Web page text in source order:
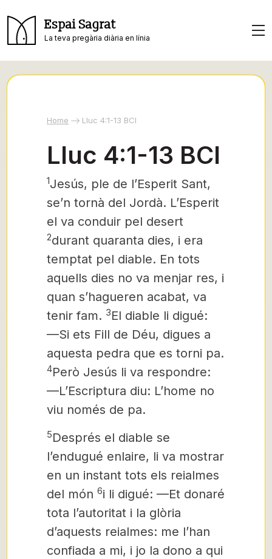
Espai Sagrat
La teva pregària diària en línia
Home Lluc 4:1-13 BCI
Lluc 4:1-13 BCI
1Jesús, ple de l’Esperit Sant,
se’n tornà del Jordà. L’Esperit
el va conduir pel desert
2durant quaranta dies, i era
temptat pel diable. En tots
aquells dies no va menjar res, i
quan s’hagueren acabat, va
tenir fam. 3El diable li digué:
—Si ets Fill de Déu, digues a
aquesta pedra que es torni pa.
4Però Jesús li va respondre:
—L’Escriptura diu: L’home no
viu només de pa.
5Després el diable se
l’endugué enlaire, li va mostrar
en un instant tots els reialmes
del món 6i li digué: —Et donaré
tota l’autoritat i la glòria
d’aquests reialmes: me l’han
confiada a mi, i jo la dono a qui